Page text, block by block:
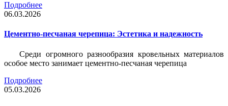
Подробнее
06.03.2026
Цементно-песчаная черепица: Эстетика и надежность
Среди огромного разнообразия кровельных материалов
особое место занимает цементно-песчаная черепица
Подробнее
05.03.2026